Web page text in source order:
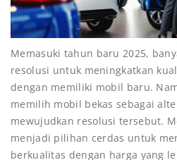
Memasuki tahun baru 2025, banyak orang memiliki
resolusi untuk meningkatkan
dengan memiliki mobil baru.
memilih mobil bekas sebagai
mewujudkan resolusi tersebut.
menjadi pilihan cerdas untuk
berkualitas dengan harga yang